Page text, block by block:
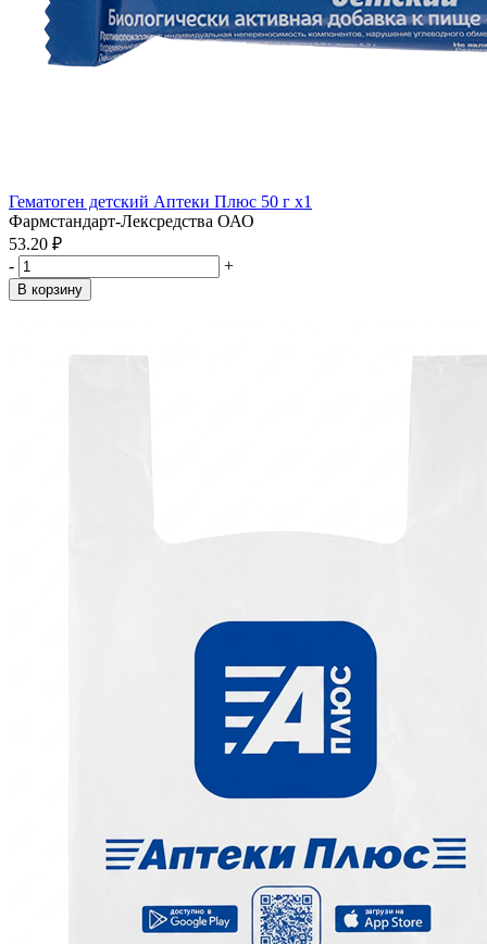
Гематоген детский Аптеки Плюс 50 г x1
Фармстандарт-Лексредства ОАО
53.20 ₽
-
+
В корзину